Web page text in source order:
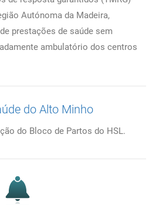
Autónoma da Madeira,
prestações de saúde sem
ambulatório dos centros
do Alto Minho
do Bloco de Partos do HSL.